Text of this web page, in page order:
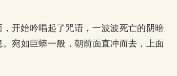
开始吟唱起了咒语，一波波死亡的阴暗
宛如巨蟒一般，朝前面直冲而去，上面